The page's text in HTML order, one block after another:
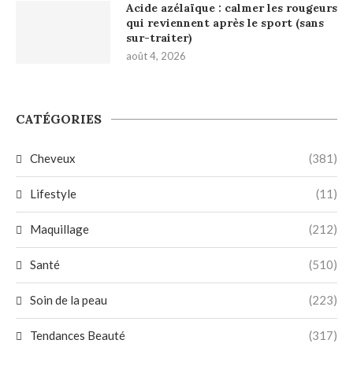
Acide azélaïque : calmer les rougeurs
qui reviennent après le sport (sans
sur-traiter)
août 4, 2026
CATÉGORIES
Cheveux (381)
Lifestyle (11)
Maquillage (212)
Santé (510)
Soin de la peau (223)
Tendances Beauté (317)